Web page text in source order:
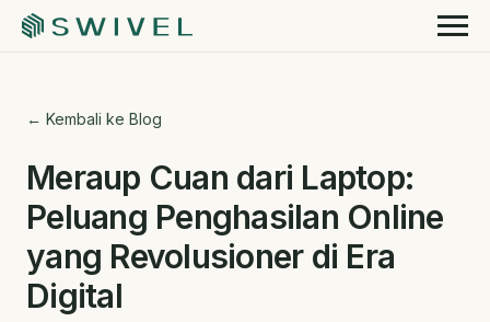
← Kembali ke Blog
Meraup Cuan dari Laptop:
Peluang Penghasilan Online
yang Revolusioner di Era
Digital